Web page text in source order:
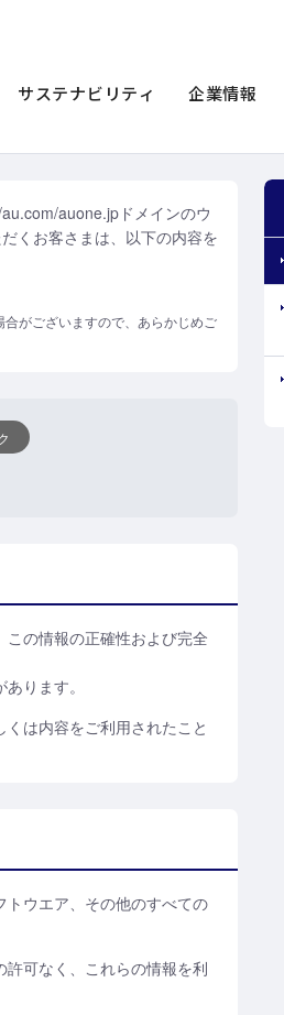
サステナビリティ 企業情報
auone.jpドメインのウ
くお客さまは、以下の内容を
がございますので、あらかじめご
の情報の正確性および完全
ります。
は内容をご利用されたこと
ウエア、その他のすべての
可なく、これらの情報を利